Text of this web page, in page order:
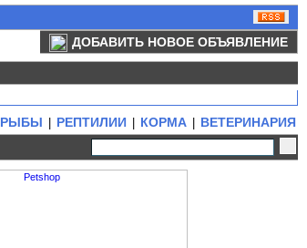
ДОБАВИТЬ НОВОЕ ОБЪЯВЛЕНИЕ
РЫБЫ РЕПТИЛИИ КОРМА
ВЕТЕРИНАРИЯ